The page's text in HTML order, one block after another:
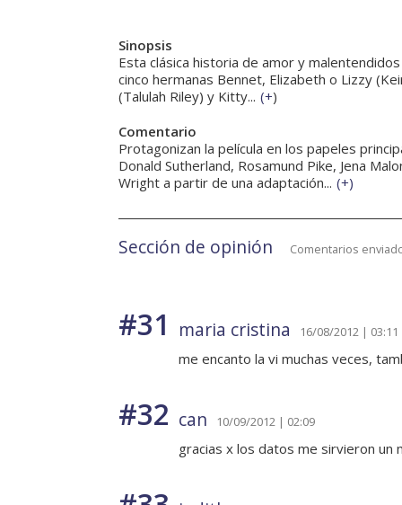
Sinopsis
Esta clásica historia de amor y
cinco hermanas Bennet, Elizabeth o Lizzy
(Talulah Riley) y Kitty... (+)
Comentario
Protagonizan la película en los papeles
Donald Sutherland, Rosamund Pike, Jena
Wright a partir de una adaptación... (+)
Sección de opinión Comentarios
#31 maria cristina 16/08/2012 | 03:11
me encanto la vi muchas veces,
#32 can 10/09/2012 | 02:09
gracias x los datos me sirvieron un